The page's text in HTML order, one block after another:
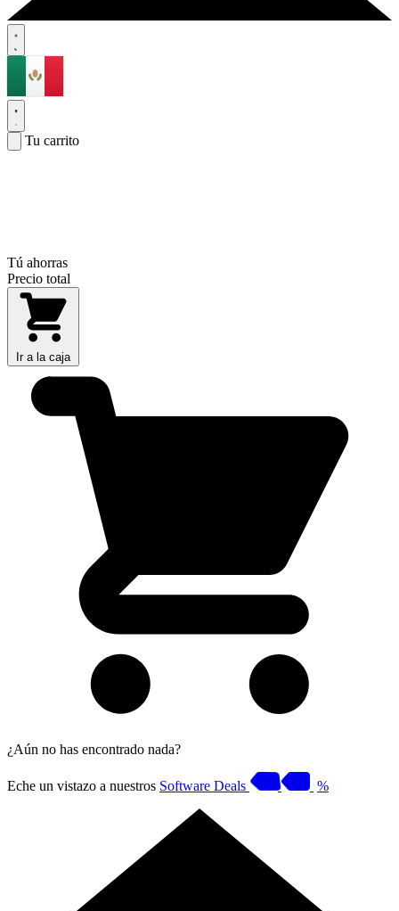
Tu carrito
Tú ahorras
Precio total
Ir a la caja
¿Aún no has encontrado nada?
Eche un vistazo a nuestros Software Deals %